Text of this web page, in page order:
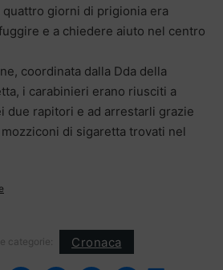
giorni di prigionia era
e a chiedere aiuto nel centro
coordinata dalla Dda della
i carabinieri erano riusciti a
due rapitori e ad arrestarli grazie
di sigaretta trovati nel
categorie: Cronaca